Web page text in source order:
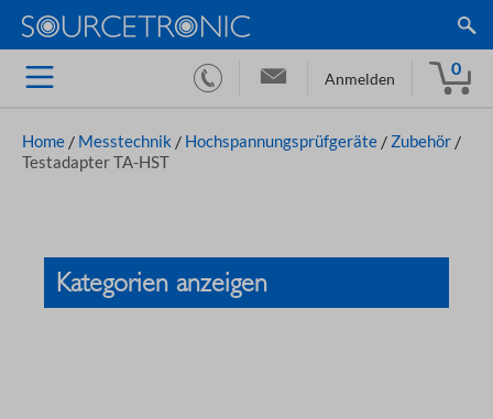
Anmelden
0
Home / Messtechnik / Hochspannungsprüfgeräte / Zubehör /
Testadapter TA-HST
Kategorien anzeigen